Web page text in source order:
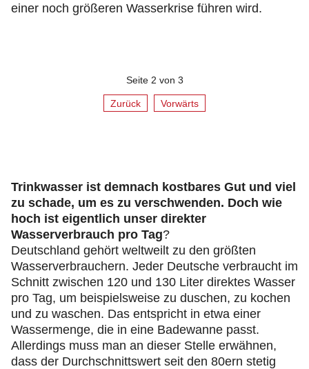
einer noch größeren Wasserkrise führen wird.
Seite 2 von 3
Zurück Vorwärts
Trinkwasser ist demnach kostbares Gut und viel
zu schade, um es zu verschwenden. Doch wie
hoch ist eigentlich unser direkter
Wasserverbrauch pro Tag?
Deutschland gehört weltweilt zu den größten
Wasserverbrauchern. Jeder Deutsche verbraucht im
Schnitt zwischen 120 und 130 Liter direktes Wasser
pro Tag, um beispielsweise zu duschen, zu kochen
und zu waschen. Das entspricht in etwa einer
Wassermenge, die in eine Badewanne passt.
Allerdings muss man an dieser Stelle erwähnen,
dass der Durchschnittswert seit den 80ern stetig